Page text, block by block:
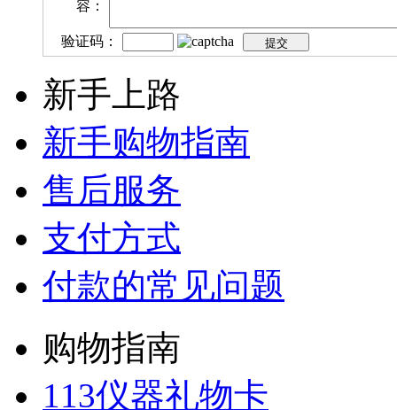
容：
验证码：
新手上路
新手购物指南
售后服务
支付方式
付款的常见问题
购物指南
113仪器礼物卡